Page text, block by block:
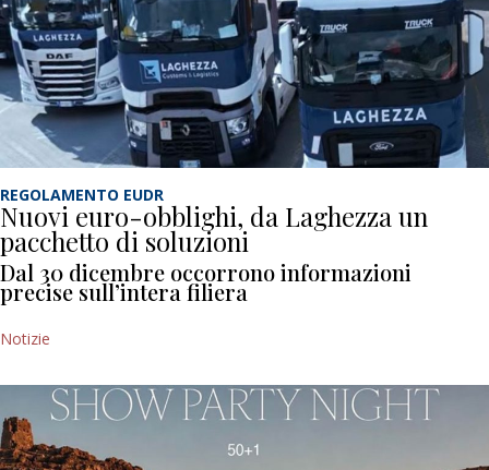
REGOLAMENTO EUDR
Nuovi euro-obblighi, da Laghezza un
pacchetto di soluzioni
Dal 30 dicembre occorrono informazioni
precise sull’intera filiera
Notizie